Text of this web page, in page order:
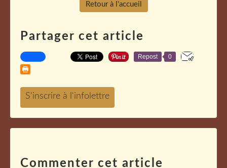
Retour à l'accueil
Partager cet article
Repost 0
Commenter cet article